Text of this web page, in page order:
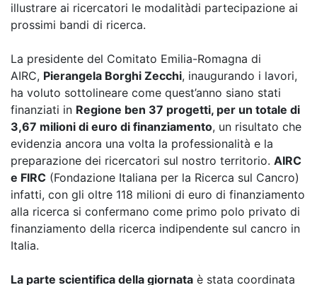
illustrare ai ricercatori le modalitàdi partecipazione ai
prossimi bandi di ricerca.
La presidente del Comitato Emilia-Romagna di
AIRC, Pierangela Borghi Zecchi, inaugurando i lavori,
ha voluto sottolineare come quest’anno siano stati
finanziati in Regione ben 37 progetti, per un totale di
3,67 milioni di euro di finanziamento, un risultato che
evidenzia ancora una volta la professionalità e la
preparazione dei ricercatori sul nostro territorio. AIRC
e FIRC (Fondazione Italiana per la Ricerca sul Cancro)
infatti, con gli oltre 118 milioni di euro di finanziamento
alla ricerca si confermano come primo polo privato di
finanziamento della ricerca indipendente sul cancro in
Italia.
La parte scientifica della giornata è stata coordinata